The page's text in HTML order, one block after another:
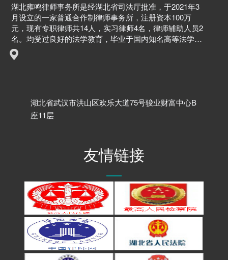
湖北雍鸣律师事务所是经湖北省司法厅批准，于2021年3
月设立的一家普通合作制律师事务所，注册资本100万
元，现有专职律师共14人，实习律师4名，律师辅助人员2
名。均受过良好的法学教育，毕业于国内知名高等法学院
校；骨干律师均执业多年，具有丰富的从业经验；不少律
师还具有多年的企业法务、法院、院校等从业经验。能够
湖北省武汉市洪山区欢乐大道75号骏业财富中心B
座11层
友情链接